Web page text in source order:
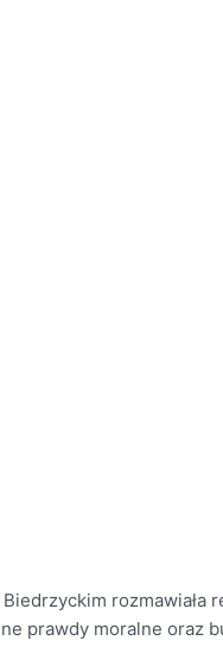
rozmawiała
prawdy moralne oraz